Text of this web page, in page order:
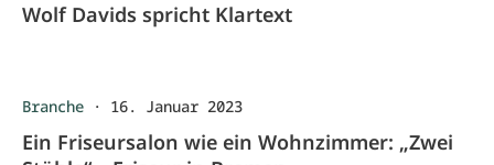
Wolf Davids spricht Klartext
Branche · 16. Januar 2023
Ein Friseursalon wie ein Wohnzimmer: „Zwei